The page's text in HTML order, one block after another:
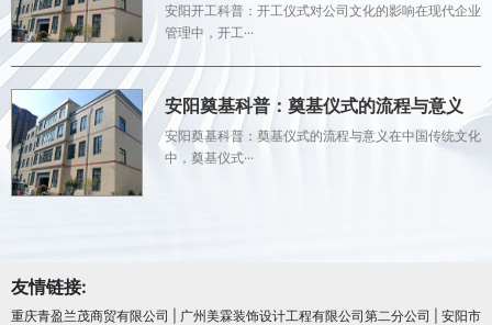
安阳开工科普：开工仪式对公司文化的影响在现代企业
管理中，开工···
安阳奠基科普：奠基仪式的流程与意义
安阳奠基科普：奠基仪式的流程与意义在中国传统文化
中，奠基仪式···
友情链接:
重庆青盈兰茂商贸有限公司 广州美霖装饰设计工程有限公司第二分公司
安阳市